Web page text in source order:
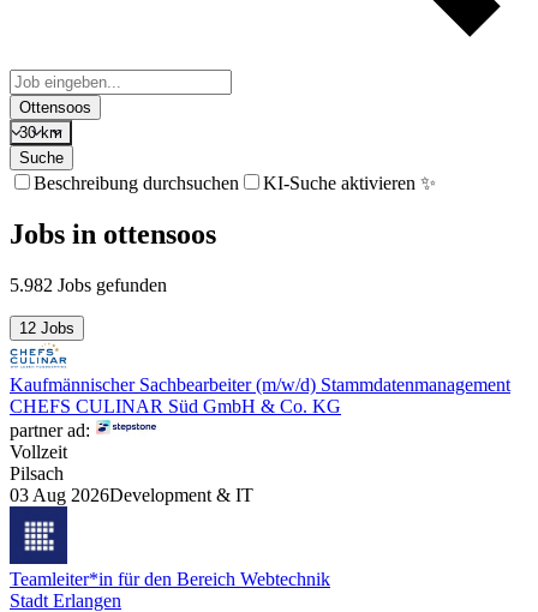
Ottensoos
30 km
Suche
Beschreibung durchsuchen KI-Suche aktivieren ✨
Jobs in ottensoos
5.982 Jobs gefunden
12 Jobs
Kaufmännischer Sachbearbeiter (m/w/d) Stammdatenmanagement
CHEFS CULINAR Süd GmbH & Co. KG
partner ad:
Vollzeit
Pilsach
03 Aug 2026Development & IT
Teamleiter*in für den Bereich Webtechnik
Stadt Erlangen